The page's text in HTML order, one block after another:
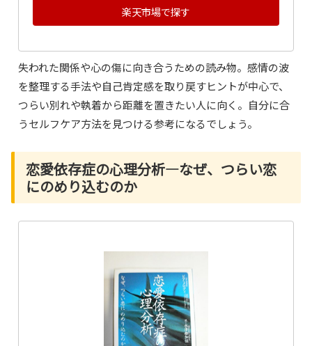
楽天市場で探す
失われた関係や心の傷に向き合うための読み物。感情の波
を整理する手法や自己肯定感を取り戻すヒントが中心で、
つらい別れや執着から距離を置きたい人に向く。自分に合
うセルフケア方法を見つける参考になるでしょう。
恋愛依存症の心理分析―なぜ、つらい恋
にのめり込むのか